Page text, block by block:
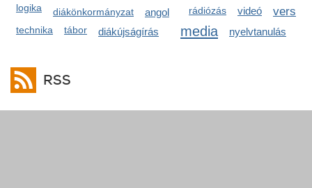
logika
rádiózás
diákönkormányzat videó
angol
media
technika
vers
tábor diákújságírás nyelvtanulás
RSS